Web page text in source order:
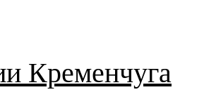
Кременчуга